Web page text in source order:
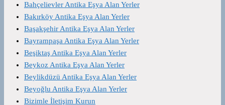
Bahçelievler Antika Eşya Alan Yerler
Bakırköy Antika Eşya Alan Yerler
Başakşehir Antika Eşya Alan Yerler
Bayrampaşa Antika Eşya Alan Yerler
Beşiktaş Antika Eşya Alan Yerler
Beykoz Antika Eşya Alan Yerler
Beylikdüzü Antika Eşya Alan Yerler
Beyoğlu Antika Eşya Alan Yerler
Bizimle İletişim Kurun